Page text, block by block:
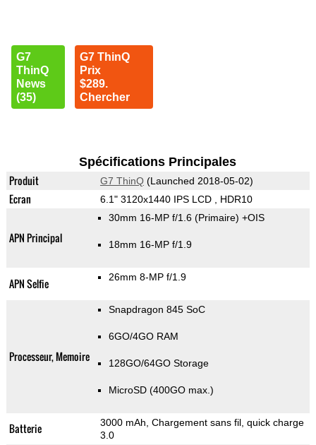
G7
ThinQ
News
(35)
G7 ThinQ
Prix
$289.
Chercher
Spécifications Principales
Produit G7 ThinQ(Launched 2018-05-02)
Ecran 6.1" 3120x1440 IPS LCD , HDR10
APN Principal
30mm 16-MP f/1.6 (Primaire) +OIS
18mm 16-MP f/1.9
APN Selfie 26mm 8-MP f/1.9
Processeur, Memoire
Snapdragon 845 SoC
6GO/4GO RAM
128GO/64GO Storage
MicroSD (400GO max.)
Batterie
3000 mAh, Chargement sans fil, quick charge
3.0